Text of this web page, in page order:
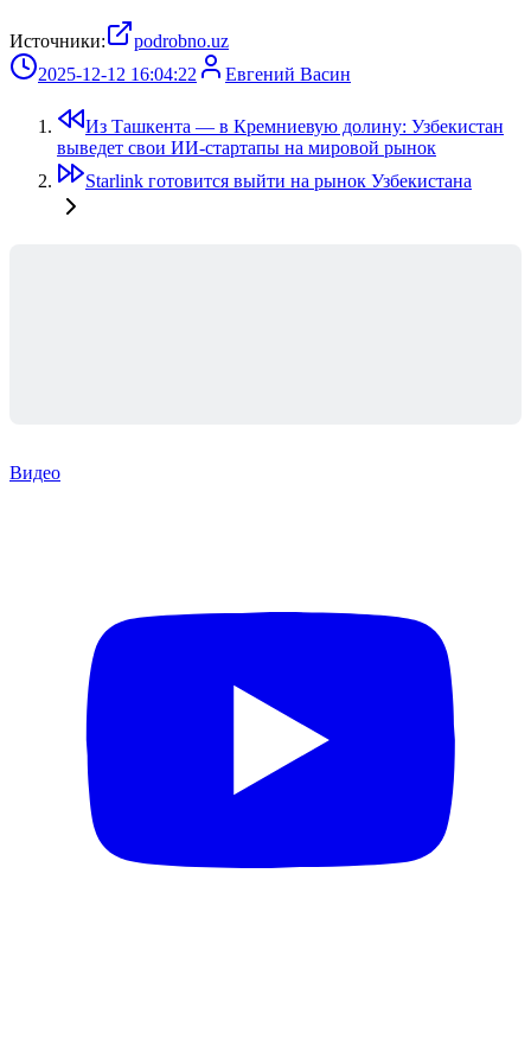
Источники:
podrobno.uz
2025-12-12 16:04:22
Евгений Васин
Из Ташкента — в Кремниевую долину: Узбекистан
выведет свои ИИ-стартапы на мировой рынок
Starlink готовится выйти на рынок Узбекистана
Видео